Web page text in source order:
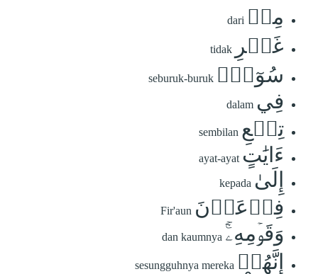
مِنۡ dari
غَيۡرِ tidak
سُوٓءٖۖ seburuk-buruk
فِي dalam
تِسۡعِ sembilan
ءَايَٰتٍ ayat-ayat
إِلَىٰ kepada
فِرۡعَوۡنَ Fir'aun
وَقَوۡمِهِۦٓۚ dan kaumnya
إِنَّهُمۡ sesungguhnya mereka